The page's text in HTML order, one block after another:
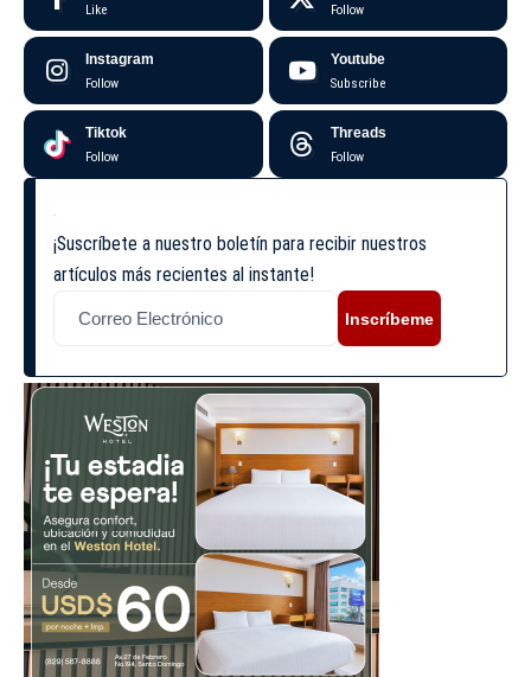
Like Follow
Instagram
Follow
Youtube
Subscribe
Tiktok
Follow
Threads
Follow
¡Suscríbete a nuestro boletín para recibir nuestros
artículos más recientes al instante!
Inscríbeme